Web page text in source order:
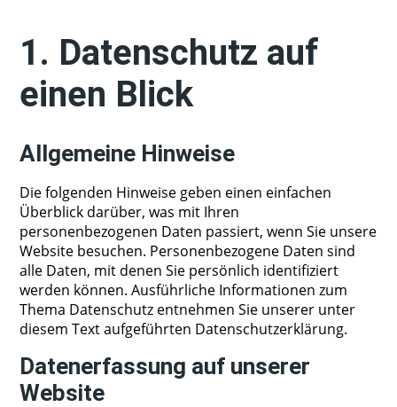
1. Datenschutz auf
einen Blick
Allgemeine Hinweise
Die folgenden Hinweise geben einen einfachen
Überblick darüber, was mit Ihren
personenbezogenen Daten passiert, wenn Sie unsere
Website besuchen. Personenbezogene Daten sind
alle Daten, mit denen Sie persönlich identifiziert
werden können. Ausführliche Informationen zum
Thema Datenschutz entnehmen Sie unserer unter
diesem Text aufgeführten Datenschutzerklärung.
Datenerfassung auf unserer
Website